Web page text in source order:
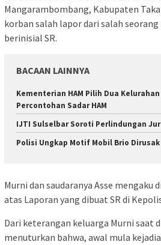
Mangarambombang, Kabupaten
korban salah lapor dari salah
berinisial SR.
BACAAN LAINNYA
Kementerian HAM Pilih Dua
Percontohan Sadar HAM
IJTI Sulselbar Soroti Perlindungan
Polisi Ungkap Motif Mobil Brio Dirusak
Murni dan saudaranya Asse mengaku
atas Laporan yang dibuat SR di
Dari keterangan keluarga Murni saat
menuturkan bahwa, awal mula